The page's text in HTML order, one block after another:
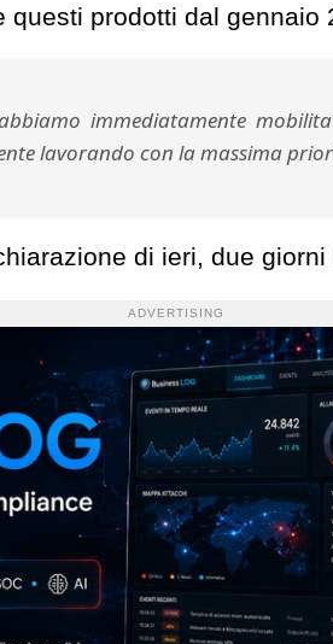
prodotti dal gennaio
immediatamente
lavorando con la massima
di ieri, due giorni
ADVERTISING